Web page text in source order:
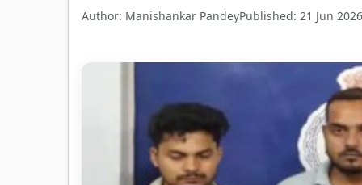
Author: Manishankar PandeyPublished: 21 Jun 2026